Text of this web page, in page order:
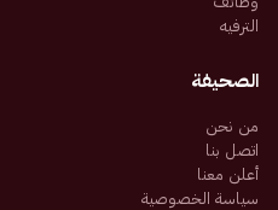
الترفيه
الصحيفة
من نحن
اتصل بنا
أعلن معنا
سياسة الخصوصية